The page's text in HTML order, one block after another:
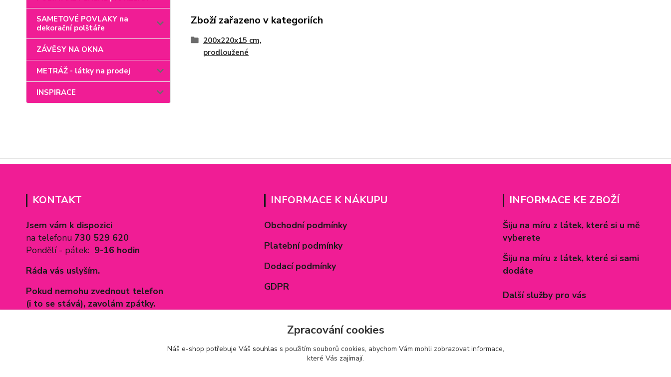
SAMETOVÉ POVLAKY na
dekorační polštáře
ZÁVĚSY NA OKNA
METRÁŽ - látky na prodej
INSPIRACE
Zboží zařazeno v kategoriích
200x220x15 cm,
prodloužené
KONTAKT
Jsem vám k dispozici
na telefonu 730 529 620
Pondělí - pátek: 9-16 hodin
Ráda vás uslyším.
Pokud nemohu zvednout telefon
(i to se stává), zavolám zpátky.
INFORMACE K NÁKUPU
Obchodní podmínky
Platební podmínky
Dodací podmínky
GDPR
INFORMACE KE ZBOŽÍ
Šiju na míru z látek, které si u mě
vyberete
Šiju na míru z látek, které si sami
dodáte
Další služby pro vás
Zpracování cookies
Náš e-shop potřebuje Váš souhlas s použitím souborů cookies, abychom Vám mohli zobrazovat informace,
které Vás zajímají.